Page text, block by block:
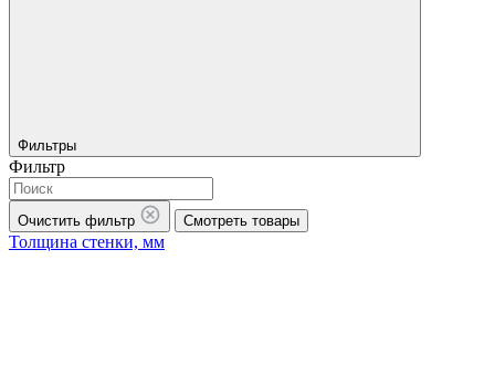
Фильтры
Фильтр
Очистить фильтр Смотреть товары
Толщина стенки, мм